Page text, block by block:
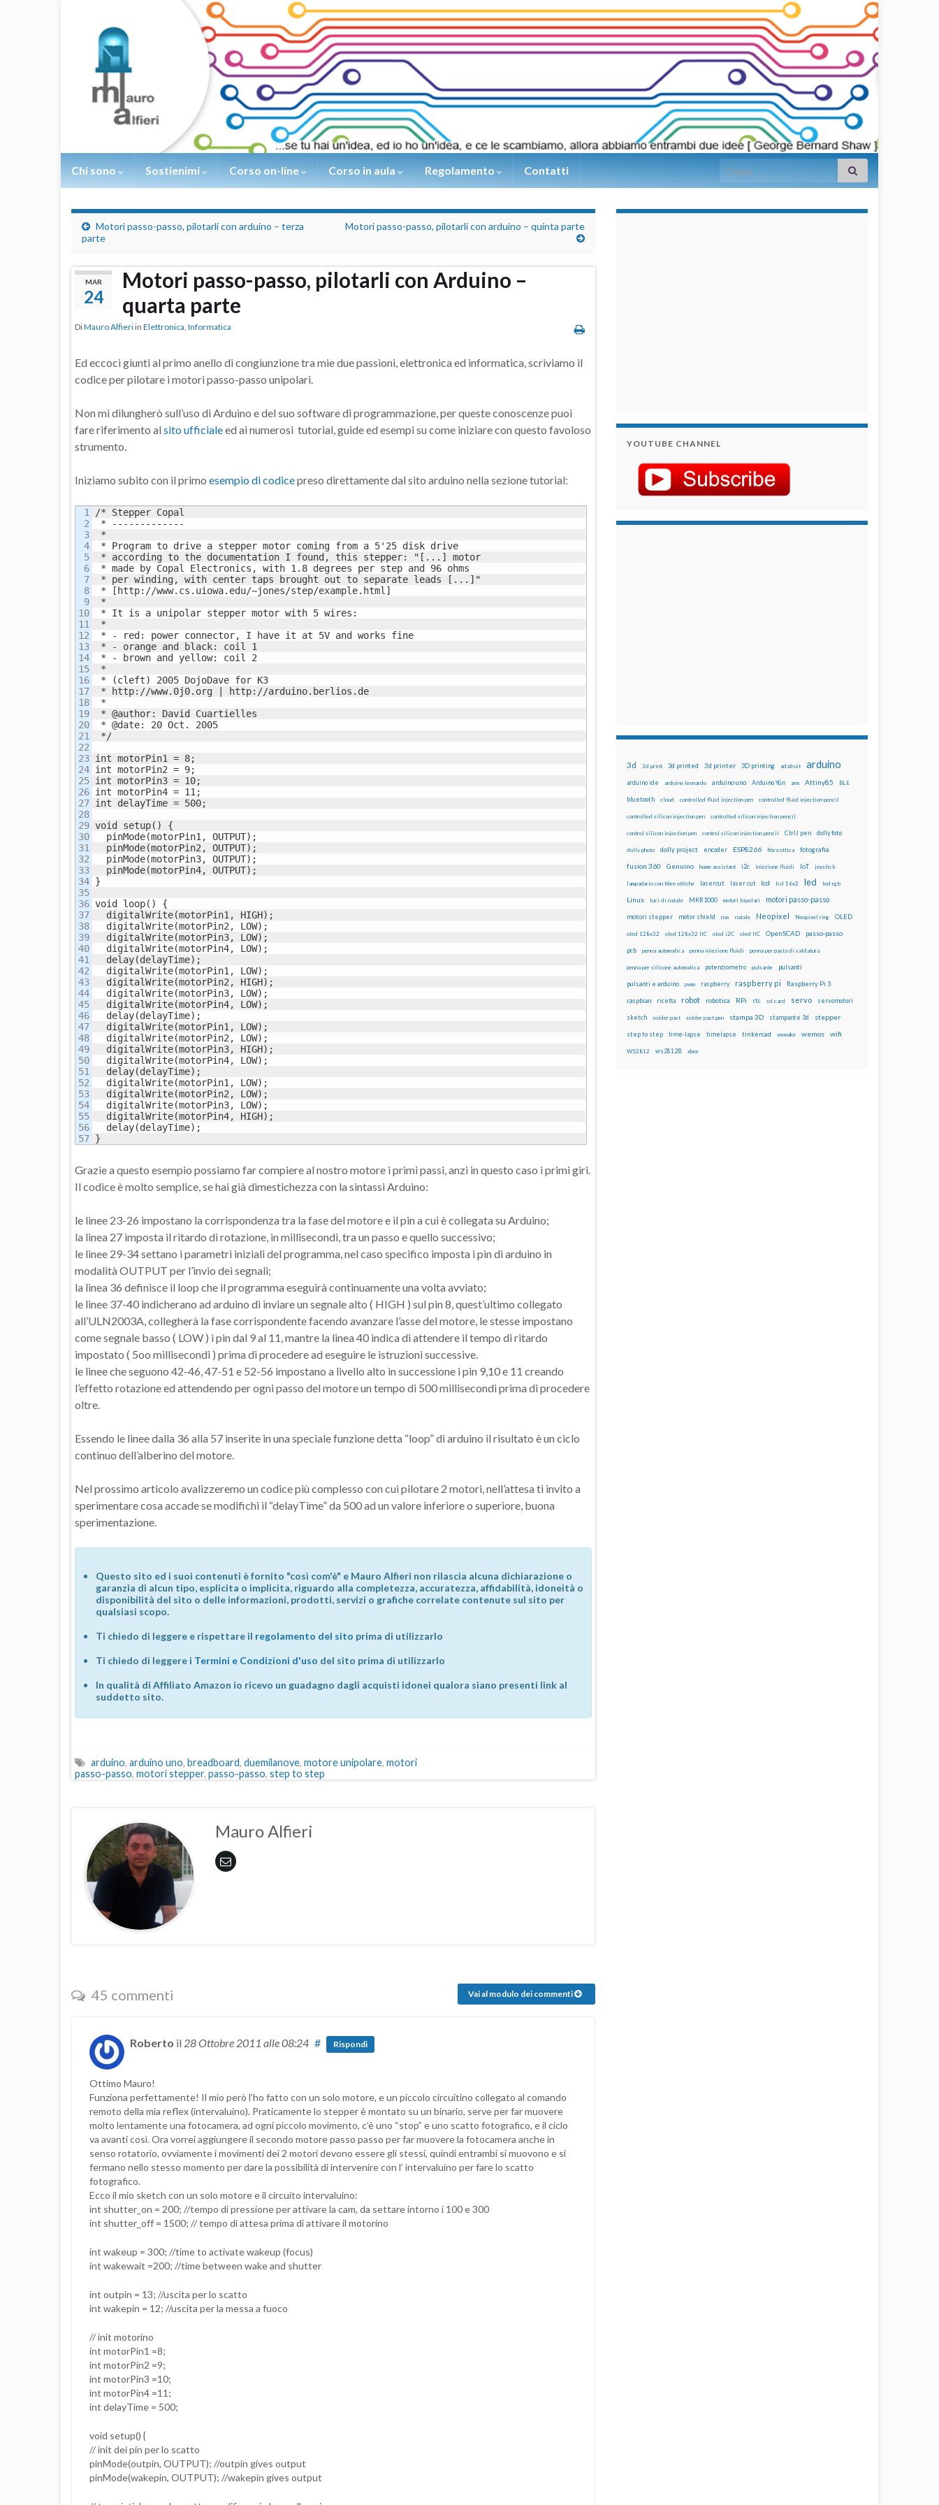
Chi sono Sostienimi Corso on-line Corso in aula Regolamento Contatti Search for:
Motori passo-passo, pilotarli con arduino – terza
parte
Motori passo-passo, pilotarli con arduino – quinta parte
MAR
24
Motori passo-passo, pilotarli con Arduino –
quarta parte
DiMauro Alfieri in Elettronica, Informatica
Ed eccoci giunti al primo anello di congiunzione tra mie due passioni, elettronica ed informatica, scriviamo il
codice per pilotare i motori passo-passo unipolari.
Non mi dilungherò sull’uso di Arduino e del suo software di programmazione, per queste conoscenze puoi
fare riferimento al sito ufficialeed ai numerosi tutorial, guide ed esempi su come iniziare con questo favoloso
strumento.
Iniziamo subito con il primo esempio di codicepreso direttamente dal sito arduino nella sezione tutorial:
1
2
3
4
5
6
7
8
9
10
11
12
13
14
15
16
17
18
19
20
21
22
23
24
25
26
27
28
29
30
31
32
33
34
35
36
37
38
39
40
41
42
43
44
45
46
47
48
49
50
51
52
53
54
55
56
/* Stepper Copal
* -------------
*
* Program to drive a stepper motor coming from a 5'25 disk drive
* according to the documentation I found, this stepper: "[...] motor
* made by Copal Electronics, with 1.8 degrees per step and 96 ohms
* per winding, with center taps brought out to separate leads [...]"
* [http://www.cs.uiowa.edu/~jones/step/example.html]
*
* It is a unipolar stepper motor with 5 wires:
*
* - red: power connector, I have it at 5V and works fine
* - orange and black: coil 1
* - brown and yellow: coil 2
*
* (cleft) 2005 DojoDave for K3
* http://www.0j0.org | http://arduino.berlios.de
*
* @author: David Cuartielles
* @date: 20 Oct. 2005
*/
int motorPin1 = 8;
int motorPin2 = 9;
int motorPin3 = 10;
int motorPin4 = 11;
int delayTime = 500;
void setup() {
  pinMode(motorPin1, OUTPUT);
  pinMode(motorPin2, OUTPUT);
  pinMode(motorPin3, OUTPUT);
  pinMode(motorPin4, OUTPUT);
}
void loop() {
  digitalWrite(motorPin1, HIGH);
  digitalWrite(motorPin2, LOW);
  digitalWrite(motorPin3, LOW);
  digitalWrite(motorPin4, LOW);
  delay(delayTime);
  digitalWrite(motorPin1, LOW);
  digitalWrite(motorPin2, HIGH);
  digitalWrite(motorPin3, LOW);
  digitalWrite(motorPin4, LOW);
  delay(delayTime);
  digitalWrite(motorPin1, LOW);
  digitalWrite(motorPin2, LOW);
  digitalWrite(motorPin3, HIGH);
  digitalWrite(motorPin4, LOW);
  delay(delayTime);
  digitalWrite(motorPin1, LOW);
  digitalWrite(motorPin2, LOW);
  digitalWrite(motorPin3, LOW);
  digitalWrite(motorPin4, HIGH);
  delay(delayTime);
}
Grazie a questo esempio possiamo far compiere al nostro motore i primi passi, anzi in questo caso i primi giri.
Il codice è molto semplice, se hai già dimestichezza con la sintassi Arduino:
le linee 23-26 impostano la corrispondenza tra la fase del motore e il pin a cui è collegata su Arduino;
la linea 27 imposta il ritardo di rotazione, in millisecondi, tra un passo e quello successivo;
le linee 29-34 settano i parametri iniziali del programma, nel caso specifico imposta i pin di arduino in
modalità OUTPUT per l’invio dei segnali;
la linea 36 definisce il loop che il programma eseguirà continuamente una volta avviato;
le linee 37-40 indicherano ad arduino di inviare un segnale alto ( HIGH ) sul pin 8, quest’ultimo collegato
all’ULN2003A, collegherà la fase corrispondente facendo avanzare l’asse del motore, le stesse impostano
come segnale basso ( LOW ) i pin dal 9 al 11, mantre la linea 40 indica di attendere il tempo di ritardo
impostato ( 5oo millisecondi ) prima di procedere ad eseguire le istruzioni successive.
le linee che seguono 42-46, 47-51 e 52-56 impostano a livello alto in successione i pin 9,10 e 11 creando
l’effetto rotazione ed attendendo per ogni passo del motore un tempo di 500 millisecondi prima di procedere
oltre.
Essendo le linee dalla 36 alla 57 inserite in una speciale funzione detta “loop” di arduino il risultato è un ciclo
continuo dell’alberino del motore.
Nel prossimo articolo avalizzeremo un codice più complesso con cui pilotare 2 motori, nell’attesa ti invito a
sperimentare cosa accade se modifichi il “delayTime” da 500 ad un valore inferiore o superiore, buona
sperimentazione.
Questo sito ed i suoi contenuti è fornito "così com'è" e Mauro Alfieri non rilascia alcuna dichiarazione o
garanzia di alcun tipo, esplicita o implicita, riguardo alla completezza, accuratezza, affidabilità, idoneità o
disponibilità del sito o delle informazioni, prodotti, servizi o grafiche correlate contenute sul sito per
qualsiasi scopo.
Ti chiedo di leggere e rispettare il regolamento del sito prima di utilizzarlo
Ti chiedo di leggere i Termini e Condizioni d'uso del sito prima di utilizzarlo
In qualità di Affiliato Amazon io ricevo un guadagno dagli acquisti idonei qualora siano presenti link al
suddetto sito.
arduino, arduino uno, breadboard, duemilanove, motore unipolare, motori
passo-passo, motori stepper, passo-passo, step to step
Mauro Alfieri
45 commenti Vai al modulo dei commenti
Roberto il 28 Ottobre 2011 alle 08:24 # Rispondi
Ottimo Mauro!
Funziona perfettamente! Il mio però l’ho fatto con un solo motore, e un piccolo circuitino collegato al comando
remoto della mia reflex (intervaluino). Praticamente lo stepper è montato su un binario, serve per far muovere
molto lentamente una fotocamera, ad ogni piccolo movimento, c’è uno “stop” e uno scatto fotografico, e il ciclo
va avanti così. Ora vorrei aggiungere il secondo motore passo passo per far muovere la fotocamera anche in
senso rotatorio, ovviamente i movimenti dei 2 motori devono essere gli stessi, quindi entrambi si muovono e si
fermano nello stesso momento per dare la possibilità di intervenire con l’ intervaluino per fare lo scatto
fotografico.
Ecco il mio sketch con un solo motore e il circuito intervaluino:
int shutter_on = 200; //tempo di pressione per attivare la cam, da settare intorno i 100 e 300
int shutter_off = 1500; // tempo di attesa prima di attivare il motorino
int wakeup = 300; //time to activate wakeup (focus)
int wakewait =200; //time between wake and shutter
int outpin = 13; //uscita per lo scatto
int wakepin = 12; //uscita per la messa a fuoco
// init motorino
int motorPin1 =8;
int motorPin2 =9;
int motorPin3 =10;
int motorPin4 =11;
int delayTime = 500;
void setup() {
// init dei pin per lo scatto
pinMode(outpin, OUTPUT); //outpin gives output
pinMode(wakepin, OUTPUT); //wakepin gives output
YOUTUBE CHANNEL
3d 3d print 3d printed 3d printer 3D printing adafruit arduino
arduino ide arduino leonardo arduino uno Arduino Yún arm Attiny85 BLE
bluetooth cloud controlled fluid injection pen controlled fluid injection pencil
controlled silicon injection pen controlled silicon injection pencil
control silicon injection pen control silicon injection pencil CtrlJ pen dolly foto
dolly photo dolly project encoder ESP8266 fibra ottica fotografia
fusion 360 Genuino home assistant i2c iniezione fluidi IoT joystick
lampadario con fibre ottiche lasercut laser cut lcd lcd 16x2 led led rgb
Linux luci di natale MKR1000 motori bipolari motori passo-passo
motori stepper motor shield nas natale Neopixel Neopixel ring OLED
oled 128x32 oled 128x32 IIC oled i2C oled IIC OpenSCAD passo-passo
pcb penna automatica penna iniezione fluidi penna per pasta di saldatura
penna per silicone automatica potenziometro pulsante pulsanti
pulsanti e arduino pwm raspberry raspberry pi Raspberry Pi 3
raspbian ricetta robot robotica RPi rtc sd card servo servomotori
sketch solder past solder past pen stampa 3D stampante 3d stepper
step to step time-lapse timelapse tinkercad wemake wemos wifi
WS2812 ws2812B xbee